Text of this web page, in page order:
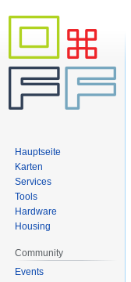
Hauptseite
Karten
Services
Tools
Hardware
Housing
Community
Events